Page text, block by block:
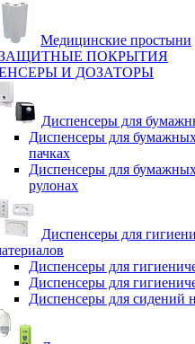
Медицинские простыни
ПОКРЫТИЯ
И ДОЗАТОРЫ
Диспенсеры для
Диспенсеры для
пачках
Диспенсеры для
рулонах
Диспенсеры для
Диспенсеры для
Диспенсеры для
Диспенсеры для сидений